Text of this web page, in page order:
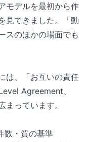
モデルを最初から作
見てきました。「動
スのほかの場面でも
は、「お互いの責任
Agreement、
っています。
数・質の基準